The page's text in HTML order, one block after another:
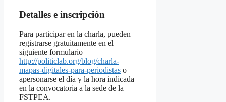
Detalles e inscripción
Para participar en la charla, pueden
registrarse gratuitamente en el
siguiente formulario
http://politiclab.org/blog/charla-
mapas-digitales-para-periodistas o
apersonarse el día y la hora indicada
en la convocatoria a la sede de la
FSTPEA.